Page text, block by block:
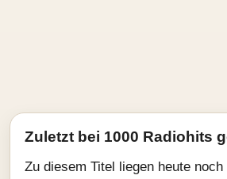
Zuletzt bei 1000 Radiohits
Zu diesem Titel liegen heute